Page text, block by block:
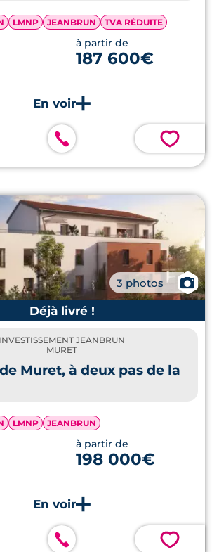
LMNP JEANBRUN TVA RÉDUITE
à partir de
187 600€
💗
3 photos
📷
Déjà livré !
INVESTISSEMENT JEANBRUN
MURET
Muret, à deux pas de la
LMNP JEANBRUN
à partir de
198 000€
💗